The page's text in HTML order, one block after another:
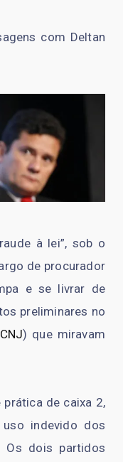
com Deltan
à lei”, sob o
de procurador
e se livrar de
preliminares no
CNJ) que miravam
de caixa 2,
indevido dos
Os dois partidos